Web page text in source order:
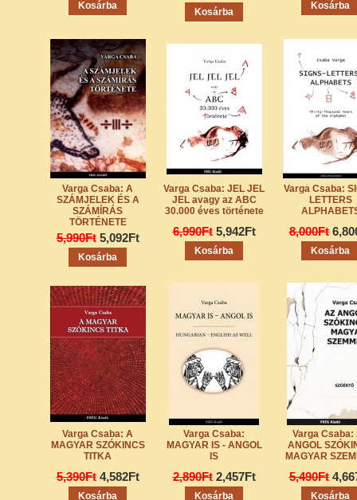
Varga Csaba: A
SZÁMJELEK ÉS A
SZÁMÍRÁS
TÖRTÉNETE
5,990Ft 5,092Ft
Varga Csaba: JEL JEL
JEL avagy az ABC
30.000 éves története
6,990Ft 5,942Ft
Varga Csaba:
LETTERS
8,000Ft
Varga Csaba: A
MAGYAR SZÓKINCS
TITKA
5,390Ft 4,582Ft
Varga Csaba:
MAGYAR IS - ANGOL
IS
2,890Ft 2,457Ft
Varga Csaba:
ANGOL
MAGYAR
5,490Ft